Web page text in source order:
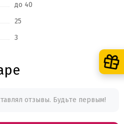
до 40
25
3
отзывы. Будьте первым!